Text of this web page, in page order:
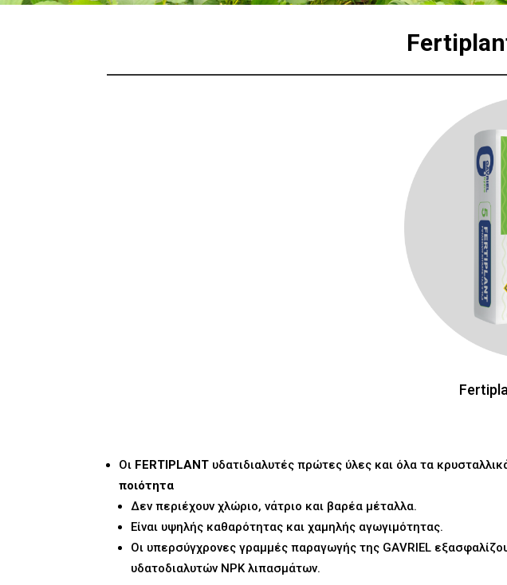
Οι FERTIPLANT υδατιδιαλυτές πρώτες ύλες και όλα τα
ποιότητα
Δεν περιέχουν χλώριο, νάτριο και βαρέα μέταλλα.
Είναι υψηλής καθαρότητας και χαμηλής αγωγιμότητας.
Οι υπερσύγχρονες γραμμές παραγωγής της GΑVRIEL
υδατοδιαλυτών NPK λιπασμάτων.